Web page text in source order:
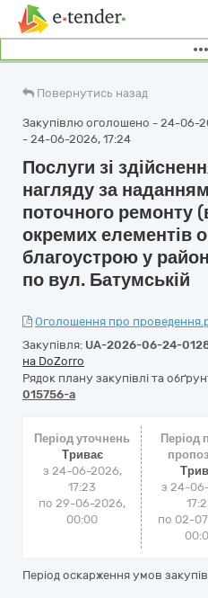
Повернутись назад
Закупівлю оголошено - 24-06-
- 24-06-2026, 17:24
Послуги зі
нагляду за
поточного ремонту
окремих елементів
благоустрою у
по вул. Батумській
Оголошення про
Закупівля: UA-2026-06-24-
на DoZorro
Рядок плану закупівлі та
015756-a
Період уточнень
Триває
з 24-06-2026,
17:23
по 29-06-2026,
00:00
Період
з 24-
по 02-
Період оскарження умов